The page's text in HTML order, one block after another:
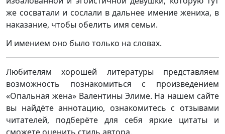
же сосватали и сослали в дальнее имение жениха, в
наказание, чтобы обелить имя семьи.
И имением оно было только на словах.
Любителям хорошей литературы представляем
возможность познакомиться с произведением
«Опальная жена» Валентины Элиме. На нашем сайте
вы найдёте аннотацию, ознакомитесь с отзывами
читателей, подберёте для себя яркие цитаты и